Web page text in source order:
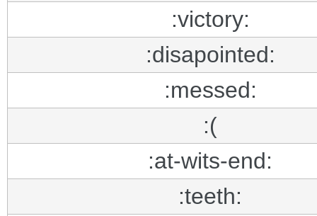
:victory:
:disapointed:
:messed:
:(
:at-wits-end:
:teeth: